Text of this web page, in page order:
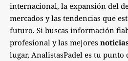
internacional, la expansión del
mercados y las tendencias que
futuro. Si buscas información
profesional y las mejores
lugar, AnalistasPadel es tu punto